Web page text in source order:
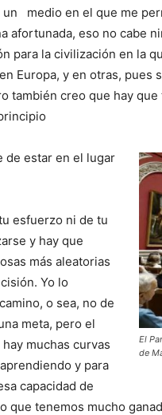
medio en el que me
afortunada, eso no cabe
para la civilización en la
Europa, y en otras,
también creo que hay
El
de
de estar en el lugar
esfuerzo ni de tu
y hay que
más aleatorias
Yo lo
o sea, no de
meta, pero el
muchas curvas
y para
capacidad de
que tenemos mucho